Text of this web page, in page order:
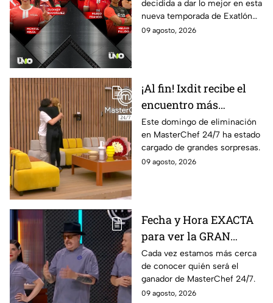
Exatlón México
decidida a dar lo mejor en esta
nueva temporada de Exatlón
México.
09 agosto, 2026
¡Al fin! Ixdit recibe el
encuentro más
esperado en
MasterChef 24/7 este
domingo 9 de agosto
Este domingo de eliminación
en MasterChef 24/7 ha estado
cargado de grandes sorpresas.
09 agosto, 2026
Fecha y Hora EXACTA
para ver la GRAN
FINAL de MasterChef
24/7
Cada vez estamos más cerca
de conocer quién será el
ganador de MasterChef 24/7.
09 agosto, 2026